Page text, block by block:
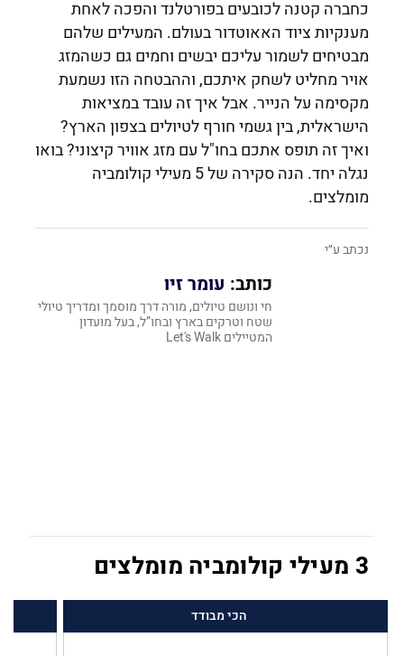
כחברה קטנה לכובעים בפורטלנד והפכה לאחת
מענקיות ציוד האאוטדור בעולם. המעילים שלהם
מבטיחים לשמור עליכם יבשים וחמים גם כשהמזג
אויר מחליט לשחק איתכם, וההבטחה הזו נשמעת
מקסימה על הנייר. אבל איך זה עובד במציאות
הישראלית, בין גשמי חורף לטיולים בצפון הארץ?
ואיך זה תופס אתכם בחו"ל עם מזג אוויר קיצוני? בואו
נגלה יחד. הנה סקירה של 5 מעילי קולומביה
מומלצים.
נכתב ע״י
כותב: עומר זיו
חי ונושם טיולים, מורה דרך מוסמך ומדריך טיולי
שטח וטרקים בארץ ובחו”ל, בעל מועדון
המטיילים Let's Walk
3 מעילי קולומביה מומלצים
הכי מבודד